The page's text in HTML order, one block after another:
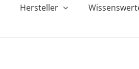
Hersteller